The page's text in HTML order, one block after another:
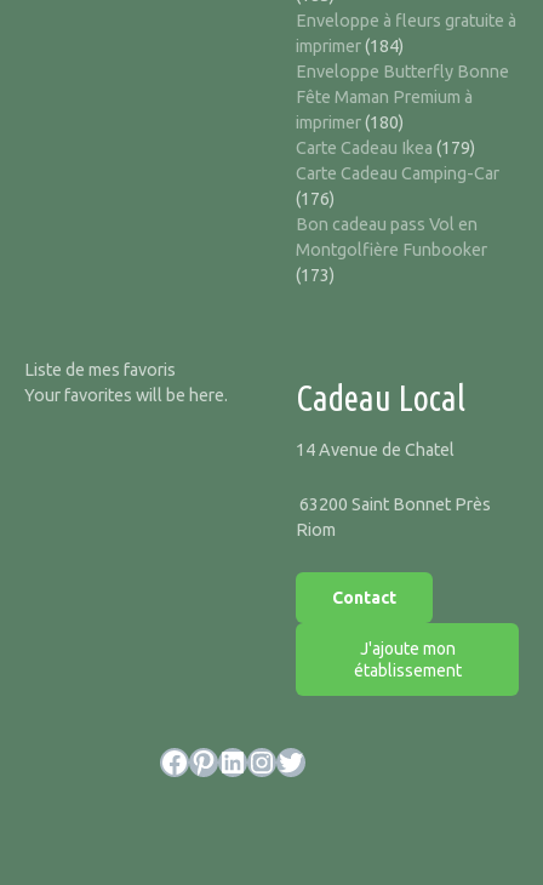
Enveloppe à fleurs gratuite à
imprimer(184)
Enveloppe Butterfly Bonne
Fête Maman Premium à
imprimer(180)
Carte Cadeau Ikea (179)
Carte Cadeau Camping-Car
(176)
Bon cadeau pass Vol en
Montgolfière Funbooker
(173)
Liste de mes favoris
Your favorites will be here.
Cadeau Local
14 Avenue de Chatel
63200 Saint Bonnet Près
Riom
Contact
J'ajoute mon
établissement
Facebook Pinterest LinkedIn InstagramTwitter